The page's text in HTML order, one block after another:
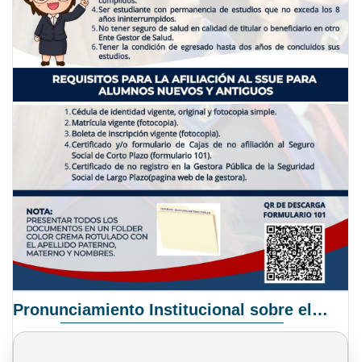
Pronunciamiento Institucional sobre el Proyecto de Ley N° 068/2025-2026 C.S.